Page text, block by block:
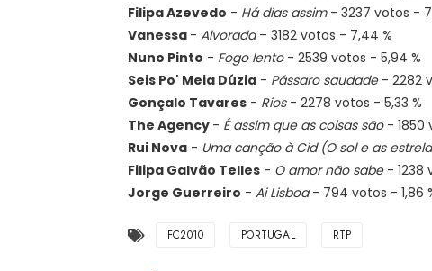
Filipa Azevedo - Há dias assim- 3237 votos -
Vanessa - Alvorada– 3182 votos - 7,44 %
Nuno Pinto - Fogo lento- 2539 votos - 5,94 %
Seis Po' Meia Dúzia - Pássaro saudade- 2282
Gonçalo Tavares - Rios- 2278 votos - 5,33 %
The Agency - É assim que as coisas são- 1850
Rui Nova - Uma canção à Cid (O sol e as
Filipa Galvão Telles - O amor não sabe- 1238
Jorge Guerreiro - Ai Lisboa- 794 votos - 1,86
FC2010 PORTUGAL RTP